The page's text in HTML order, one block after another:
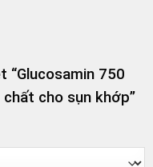
“Glucosamin 750
cho sụn khớp”